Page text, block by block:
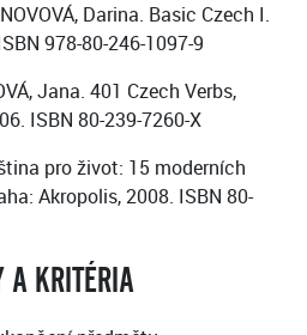
Darina. Basic Czech I.
978-80-246-1097-9
Jana. 401 Czech Verbs,
ISBN 80-239-7260-X
pro život: 15 moderních
Akropolis, 2008. ISBN 80-
A KRITÉRIA